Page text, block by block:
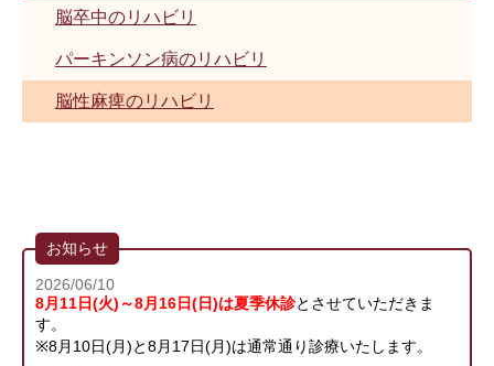
脳卒中のリハビリ
パーキンソン病のリハビリ
脳性麻痺のリハビリ
お知らせ
2026/06/10
8月11日(火)～8月16日(日)は夏季休診とさせていただきま
す。
※8月10日(月)と8月17日(月)は通常通り診療いたします。